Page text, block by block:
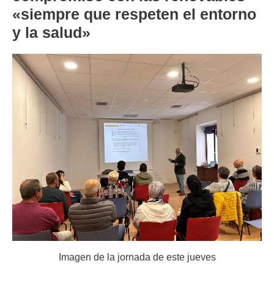
«siempre que respeten el entorno
y la salud»
Imagen de la jornada de este jueves